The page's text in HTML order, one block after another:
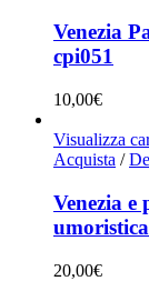
Venezia
cpi051
10,00€
Visualizza
Acquista /
Venezia
20,00€